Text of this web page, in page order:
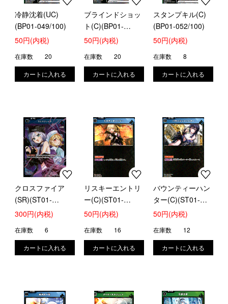
冷静沈着(UC)
(BP01-049/100)
50円(内税)
在庫数 20
ブラインドショッ
ト(C)(BP01-
050/100)
50円(内税)
在庫数 20
スタンプキル(C)
(BP01-052/100)
50円(内税)
在庫数 8
クロスファイア
(SR)(ST01-
005/025)
300円(内税)
在庫数 6
リスキーエントリ
ー(C)(ST01-
006/025)
50円(内税)
在庫数 16
バウンティーハン
ター(C)(ST01-
007/025)
50円(内税)
在庫数 12